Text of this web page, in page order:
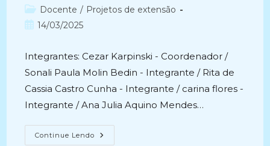
do
post:
Categoria
do
Docente / Projetos de extensão
Post14/03/2025
Integrantes: Cezar Karpinski - Coordenador /
Sonali Paula Molin Bedin - Integrante / Rita de
Cassia Castro Cunha - Integrante / carina flores -
Integrante / Ana Julia Aquino Mendes…
Continue Lendo CURSOS
DE